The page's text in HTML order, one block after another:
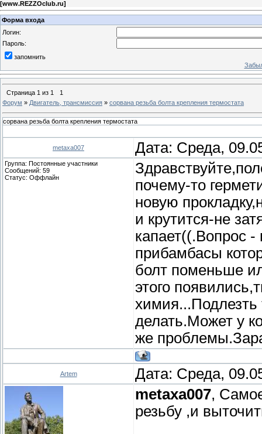
[www.REZZOclub.ru]
Форма входа
Логин:
Пароль:
запомнить
Страница 1 из 1
1
Форум » Двигатель, трансмиссия » сорвана резьба болта крепления термостата
сорвана резьба болта крепления термостата
metaxa007 Дата: Среда,
Группа: Постоянные участники
Сообщений: 59
Статус: Оффлайн
почему-то
новую
и крутится-не
капает((.Вопрос -
прибамбасы
болт поменьше
этого
химия...Подлезть
делать.Может у
же
Artem Дата: Среда,
metaxa007,
резьбу ,и